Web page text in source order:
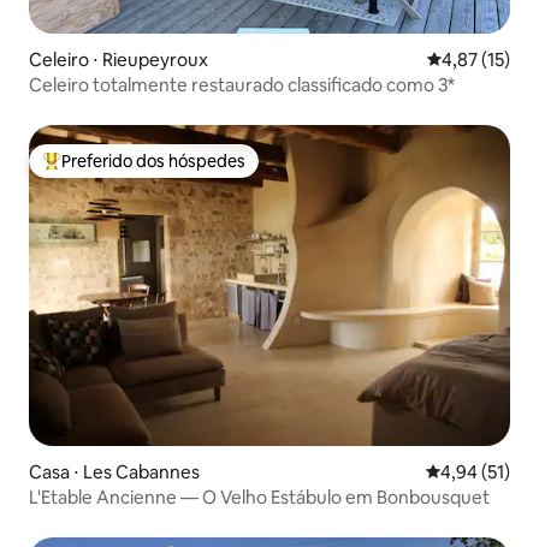
Celeiro ⋅ Rieupeyroux 4,87 de uma
4,87 (15)
Celeiro totalmente restaurado classificado como 3*
Entre os melhores preferidos dos hóspedes
Preferido dos hóspedes
Casa ⋅ Les Cabannes 4,94 de uma
4,94 (51)
L'Etable Ancienne — O Velho Estábulo em Bonbousquet